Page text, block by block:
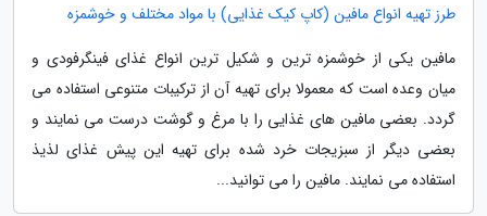
طرز تهیه انواع مافین (کاپ کیک غذایی) با مواد مختلف و خوشمزه
مافین یکی از خوشمزه ترین و شکیل ترین انواع غذای فینگرفودی و
میان وعده است که معمولا برای تهیه آن از ترکیبات متنوعی استفاده می
گردد. بعضی مافین های غذایی را با مرغ و گوشت درست می نمایند و
بعضی دیگر از سبزیجات خرد شده برای تهیه این پیش غذای لذیذ
استفاده می نمایند. مافین را می توانید...